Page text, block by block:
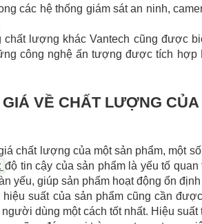
các hệ thống giám sát an ninh,
chất lượng khác Vantech cũng được
công nghệ ấn tượng được tích hợp
VỀ CHẤT LƯỢNG
chất lượng của một sản phẩm, một
độ tin cậy của sản phẩm là yếu tố
yếu, giúp sản phẩm hoạt động ổn
hiệu suất của sản phẩm cũng cần
người dùng một cách tốt nhất. Hiệu